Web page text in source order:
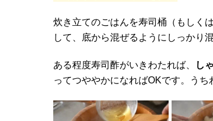
炊き立てのごはんを寿司桶（もしく
して、底から混ぜるようにしっかり
ある程度寿司酢がいきわたれば、 し
ってつややかになればOKです。う